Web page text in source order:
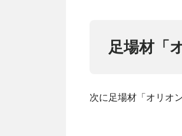
足場材「
次に足場材「オリオ